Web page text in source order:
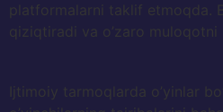
platformalarni taklif etmoqda.
qiziqtiradi va o’zaro muloqotni
Ijtimoiy tarmoqlarda o’yinlar